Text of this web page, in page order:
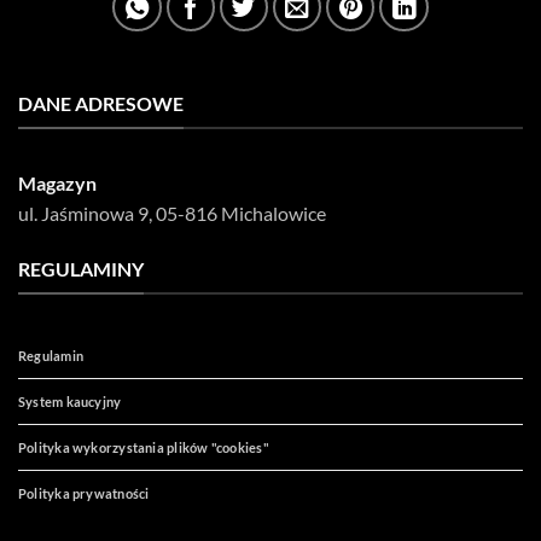
DANE ADRESOWE
Magazyn
ul. Jaśminowa 9,05-816 Michalowice
REGULAMINY
Regulamin
System kaucyjny
Polityka wykorzystania plików "cookies"
Polityka prywatności